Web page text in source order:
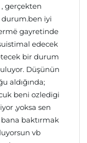
gerçekten
durum.ben iyi
gayretinde
edecek
bir durum
Düşünün
aldığında;
beni ozledigi
,yoksa sen
baktırmak
vb